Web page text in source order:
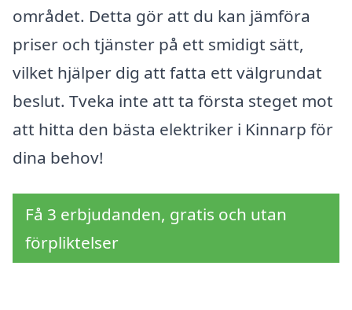
området. Detta gör att du kan jämföra
priser och tjänster på ett smidigt sätt,
vilket hjälper dig att fatta ett välgrundat
beslut. Tveka inte att ta första steget mot
att hitta den bästa elektriker i Kinnarp för
dina behov!
Få 3 erbjudanden, gratis och utan
förpliktelser